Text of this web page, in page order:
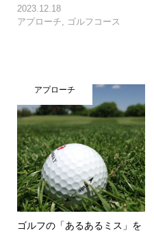
2023.12.18
アプローチ
ゴルフコース
アプローチ
ゴルフの「あるあるミス」を